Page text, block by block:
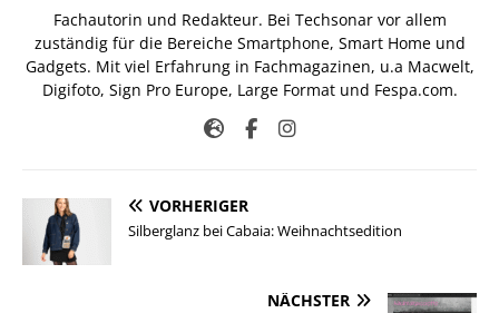
Fachautorin und Redakteur. Bei Techsonar vor allem
zuständig für die Bereiche Smartphone, Smart Home und
Gadgets. Mit viel Erfahrung in Fachmagazinen, u.a Macwelt,
Digifoto, Sign Pro Europe, Large Format und Fespa.com.
VORHERIGER
Silberglanz bei Cabaia: Weihnachtsedition
NÄCHSTER